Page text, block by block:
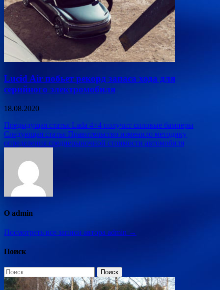
Lucid Air побьет рекорд запаса хода для
серийного электромобиля
18.08.2020
Навигация
по
Предыдущая статья Lada 4×4 получит силовые бамперы
Следующая статья Правительство изменило методику
определения среднерыночной стоимости автомобиля
О admin
Посмотреть все записи автора admin →
Поиск
Найти: